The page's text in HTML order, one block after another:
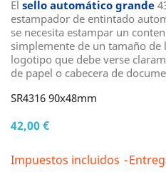
El sello automático grande
estampador de entintado
se necesita estampar un
simplemente de un tamaño
logotipo que debe verse
de papel o cabecera de
SR4316 90x48mm
42,00 €
Impuestos incluidos